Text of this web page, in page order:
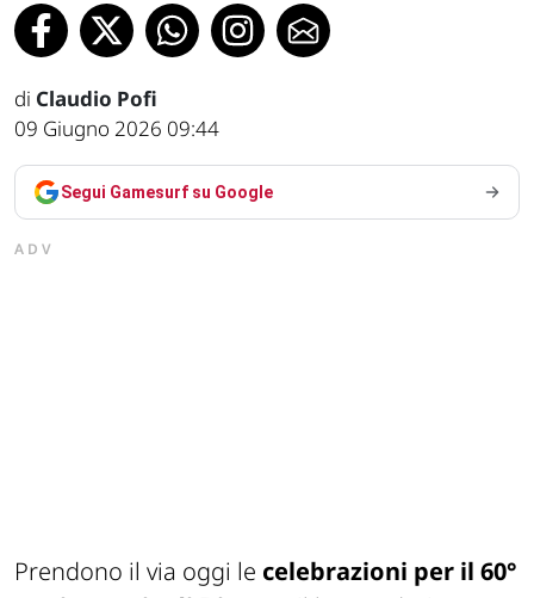
di Claudio Pofi
09 Giugno 2026 09:44
Segui Gamesurf su Google
ADV
Prendono il via oggi le celebrazioni per il 60°